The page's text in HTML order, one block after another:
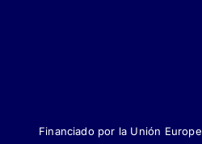
Financiado por la Unión